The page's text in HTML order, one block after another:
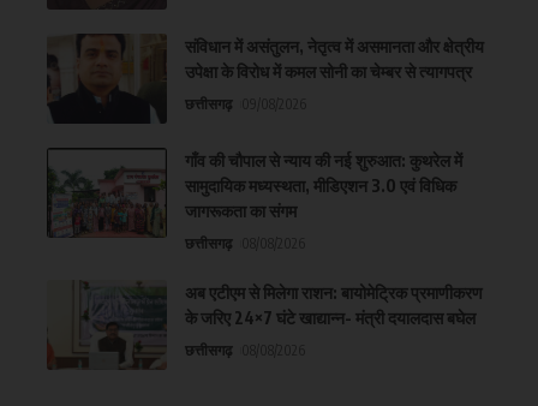
संविधान में असंतुलन, नेतृत्व में असमानता और क्षेत्रीय
उपेक्षा के विरोध में कमल सोनी का चेम्बर से त्यागपत्र
छत्तीसगढ़
गाँव की चौपाल से न्याय की नई शुरुआत: कुथरेल में
सामुदायिक मध्यस्थता, मीडिएशन 3.0 एवं विधिक
जागरूकता का संगम
छत्तीसगढ़
अब एटीएम से मिलेगा राशन: बायोमेट्रिक प्रमाणीकरण
के जरिए 24×7 घंटे खाद्यान्न- मंत्री दयालदास बघेल
छत्तीसगढ़